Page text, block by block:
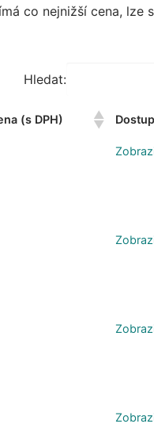
co nejnižší cena, lze
Hledat:
(s DPH)